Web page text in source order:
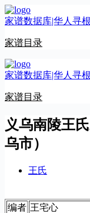
跳
至
容
家谱数据库|华人寻
家谱目录
家谱数据库|华人寻
家谱目录
义乌南陵王
乌市）
王氏
编者 王宅心